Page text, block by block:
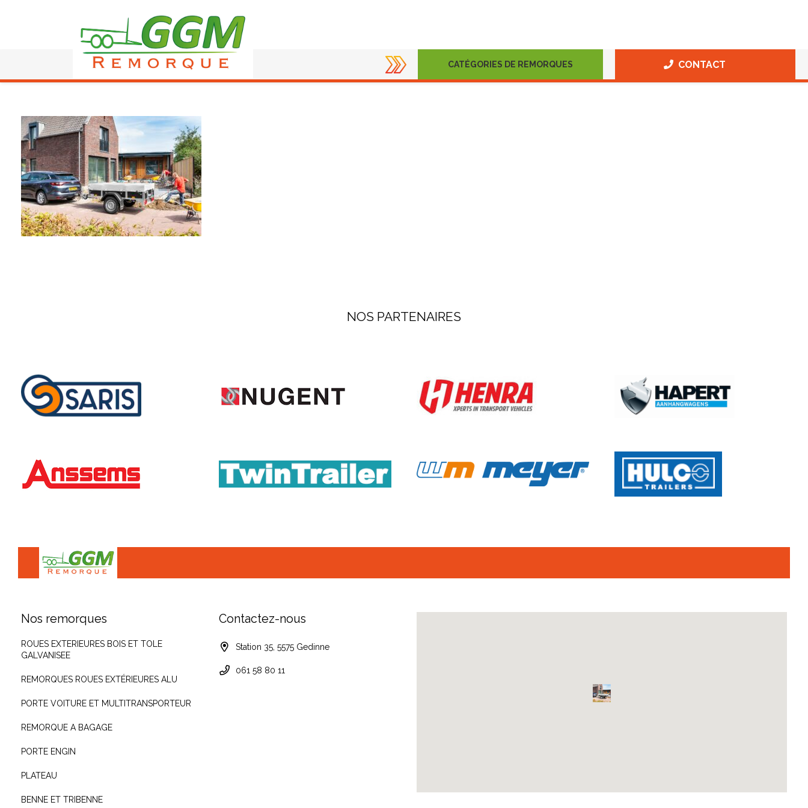
CATÉGORIES DE REMORQUES CONTACT
NOS PARTENAIRES
Nos remorques
ROUES EXTERIEURES BOIS ET TOLE
GALVANISEE
REMORQUES ROUES EXTÉRIEURES ALU
PORTE VOITURE ET MULTITRANSPORTEUR
REMORQUE A BAGAGE
PORTE ENGIN
PLATEAU
BENNE ET TRIBENNE
Contactez-nous
Station 35, 5575 Gedinne
061 58 80 11